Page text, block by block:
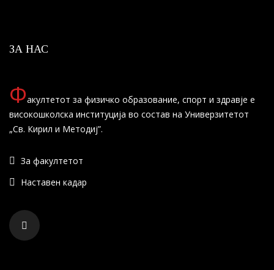
ЗА НАС
Факултетот за физичко образование, спорт и здравје е
високошколска институција во состав на Универзитетот
„Св. Кирил и Методиј”.
За факултетот
Наставен кадар